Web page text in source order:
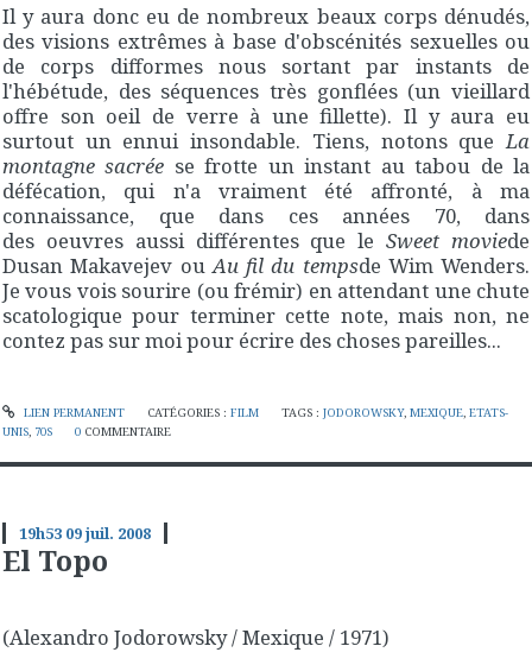
Il y aura donc eu de nombreux beaux corps dénudés,
des visions extrêmes à base d'obscénités sexuelles ou
de corps difformes nous sortant par instants de
l'hébétude, des séquences très gonflées (un vieillard
offre son oeil de verre à une fillette). Il y aura eu
surtout un ennui insondable. Tiens, notons queLa
montagne sacrée se frotte un instant au tabou de la
défécation, qui n'a vraiment été affronté, à ma
connaissance, que dans ces années 70, dans
des oeuvres aussi différentes que leSweet moviede
Dusan Makavejev ouAu fil du tempsde Wim Wenders.
Je vous vois sourire (ou frémir) en attendant une chute
scatologique pour terminer cette note, mais non, ne
contez pas sur moi pour écrire des choses pareilles...
LIEN PERMANENT CATÉGORIES : FILM TAGS :JODOROWSKY,MEXIQUE,ETATS-
UNIS, 70S 0 COMMENTAIRE
19h53 09juil. 2008
El Topo
(Alexandro Jodorowsky / Mexique / 1971)